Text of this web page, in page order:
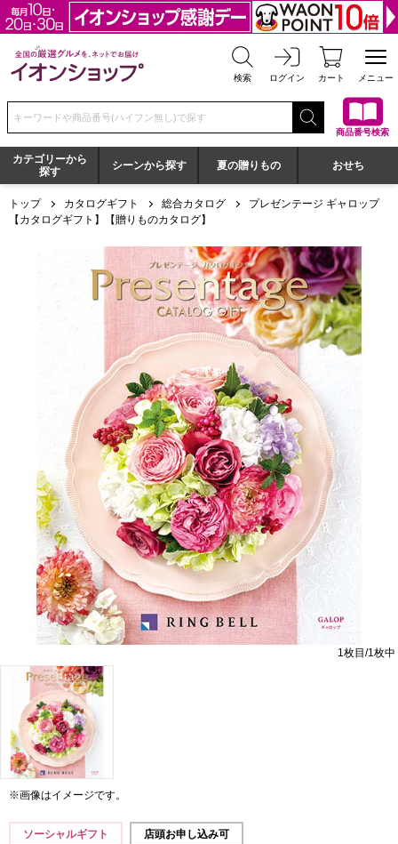
全国の厳選グルメを、ネットでお届け イオンショップ
検索 ログイン カート メニュー
検索キーワードまたは商品番号を入力してください
商品番号検索
カテゴリーから
探す
シーンから探す 夏の贈りもの おせち
トップ カタログギフト 総合カタログ
プレゼンテージ ギャロップ
【カタログギフト】【贈りものカタログ】
プレゼンテージ ギャロップ【カタログギフト】【贈りものカ
1枚目/1枚中
※画像はイメージです。
ソーシャルギフト 店頭お申し込み可